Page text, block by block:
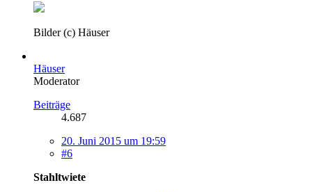
Bilder (c) Häuser
Häuser
Moderator
Beiträge
4.687
20. Juni 2015 um 19:59
#6
Stahltwiete